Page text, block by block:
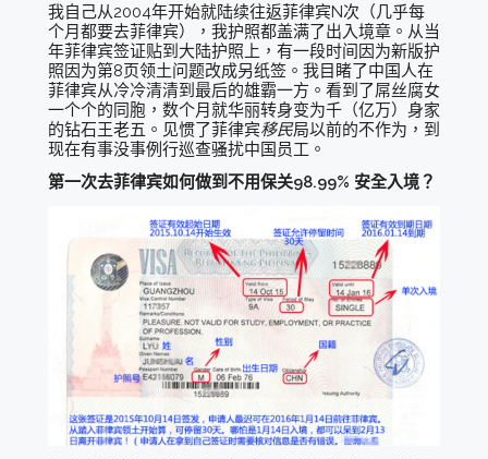
我自己从2004年开始就陆续往返菲律宾N次（几乎每
个月都要去菲律宾），我护照都盖满了出入境章。从当
年菲律宾签证贴到大陆护照上，有一段时间因为新版护
照因为第8页领土问题改成另纸签。我目睹了中国人在
菲律宾从冷冷清清到最后的雄霸一方。看到了屌丝腐女
一个个的同胞，数个月就华丽转身变为千（亿万）身家
的钻石王老五。见惯了菲律宾移民局以前的不作为，到
现在有事没事例行巡查骚扰中国员工。
第一次去菲律宾如何做到不用保关98.99% 安全入境？